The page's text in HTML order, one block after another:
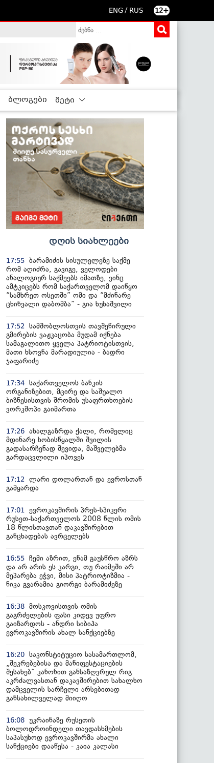
ENG / RUS 12+
ბლოგები მეტი
დღის სიახლეები
17:55 ბარამიძის სისულელეზე საქმე
რომ აღიძრა, გავიგე, ველოდები
ანალოგიურ საქმეებს იმათზე, ვინც
ამტკიცებს რომ საქართველომ დაიწყო
“სამხრეთ ოსეთში” ომი და “მძინარე
ცხინვალი დაბომბა” - გია ხუხაშვილი
17:52
სამშობლოსთვის თავშეწირული
გმირების ვაჟკაცობა მუდამ იქნება
სამაგალითო ყველა პატრიოტისთვის,
მათი ხსოვნა მარადიულია - ბადრი
ჯაფარიძე
17:34 საქართველოს ბანკის
ორგანიზებით, მცირე და საშუალო
ბიზნესისთვის შრომის უსაფრთხოების
ვორკშოპი გაიმართა
17:26 ახალგაზრდა ქალი, რომელიც
მდინარე ხობისწყალში შვილის
გადასარჩენად შევიდა, მაშველებმა
გარდაცვლილი იპოვეს
17:12
ლარი დოლართან და ევროსთან
გამყარდა
17:01
ევროკავშირის პრეს-სპიკერი
რუსეთ-საქართველოს 2008 წლის ომის
18 წლისთავთან დაკავშირებით
განცხადებას ავრცელებს
16:55 ჩემი აზრით, ენამ გაუსწრო აზრს
და არ არის ეს კარგი, თუ რაიმეში არ
მეპარება ეჭვი, მისი პატრიოტიზმია -
ნიკა გვარამია გიორგი ბარამიძეზე
16:38 მოსკოვისთვის ომის
გაგრძელების ფასი კიდევ უფრო
გაიზარდოს - ანდრი სიბიჰა
ევროკავშირის ახალ სანქციებზე
16:20 საკონსტიტუციო სასამართლომ,
„შეკრებებისა და მანიფესტაციების
შესახებ“ კანონით განსაზღვრულ რიგ
აკრძალვასთან დაკავშირებით სახალხო
დამცველის სარჩელი არსებითად
განსახილველად მიიღო
16:08 უკრაინაზე რუსეთის
ბოლოდროინდელი თავდასხმების
საპასუხოდ ევროკავშირმა ახალი
სანქციები დააწესა - კაია კალასი